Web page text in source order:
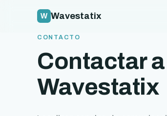
Wavestatix
CONTACTO
Contactar a
Wavestatix